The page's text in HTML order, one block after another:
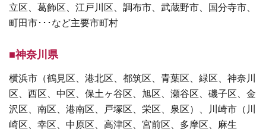
立区、葛飾区、江戸川区、調布市、武蔵野市、国分寺市、
町田市･･･など主要市町村
■神奈川県
横浜市（鶴見区、港北区、都筑区、青葉区、緑区、神奈川
区、西区、中区、保土ヶ谷区、旭区、瀬谷区、磯子区、金
沢区、南区、港南区、戸塚区、栄区、泉区）、川崎市（川
崎区、幸区、中原区、高津区、宮前区、多摩区、麻生